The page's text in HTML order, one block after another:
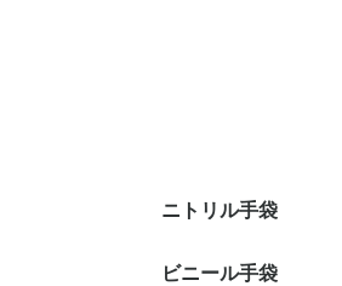
ニトリル手袋
ニトリル手袋 パウダ
ニトリル手袋 粉付き
ニトリル手袋 カラー:
ニトリル手袋 カラー:
ニトリル手袋 カラー:
ニトリル手袋 医療用
ニトリル手袋 ロング
ニトリル手袋 クリー
ビニール手袋